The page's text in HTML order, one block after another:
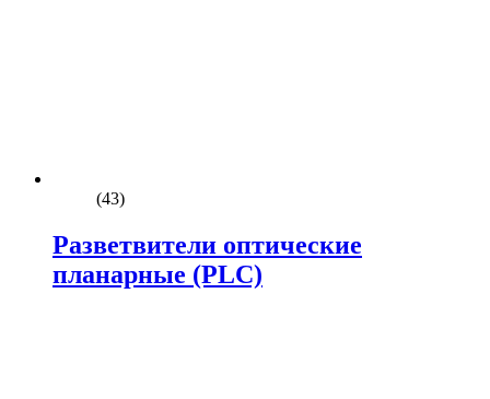
(43)
Разветвители оптические
планарные (PLC)